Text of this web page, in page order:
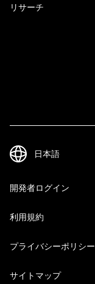
リサーチ
開発者ログイン
利用規約
プライバシーポリシー
サイトマップ